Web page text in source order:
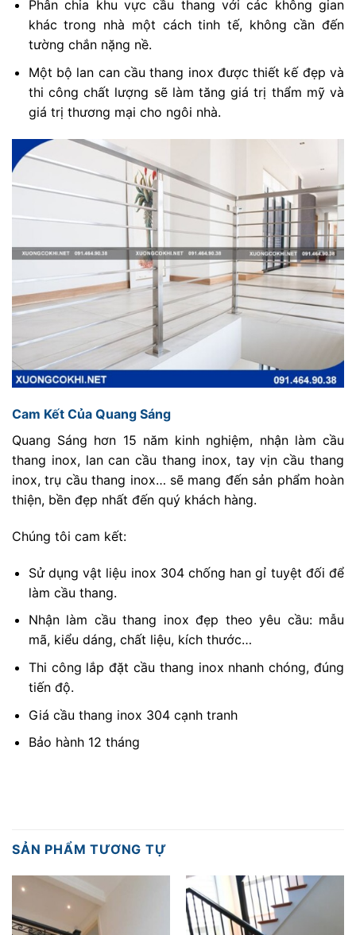
Phân chia khu vực cầu thang với các không gian
khác trong nhà một cách tinh tế, không cần đến
tường chắn nặng nề.
Một bộ lan can cầu thang inox được thiết kế đẹp và
thi công chất lượng sẽ làm tăng giá trị thẩm mỹ và
giá trị thương mại cho ngôi nhà.
Cam Kết Của Quang Sáng
Quang Sáng hơn 15 năm kinh nghiệm, nhận làm cầu
thang inox, lan can cầu thang inox, tay vịn cầu thang
inox, trụ cầu thang inox… sẽ mang đến sản phẩm hoàn
thiện, bền đẹp nhất đến quý khách hàng.
Chúng tôi cam kết:
Sử dụng vật liệu inox 304 chống han gỉ tuyệt đối để
làm cầu thang.
Nhận làm cầu thang inox đẹp theo yêu cầu: mẫu
mã, kiểu dáng, chất liệu, kích thước…
Thi công lắp đặt cầu thang inox nhanh chóng, đúng
tiến độ.
Giá cầu thang inox 304 cạnh tranh
Bảo hành 12 tháng
SẢN PHẨM TƯƠNG TỰ